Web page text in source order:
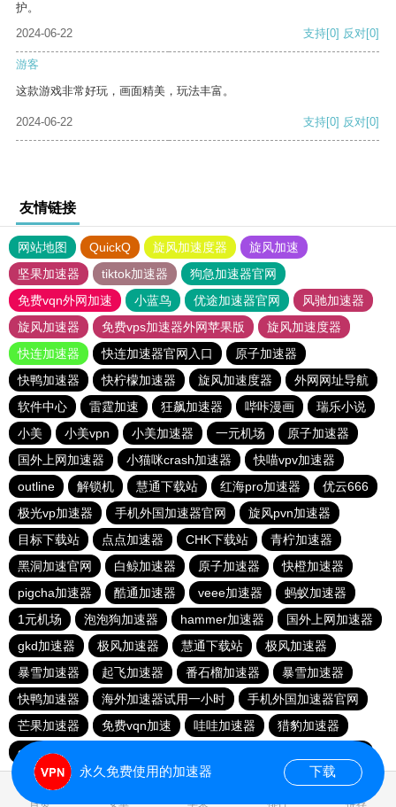
护。
2024-06-22
支持[0] 反对[0]
游客
这款游戏非常好玩，画面精美，玩法丰富。
2024-06-22 支持[0] 反对[0]
友情链接
网站地图 QuickQ 旋风加速度器
旋风加速
坚果加速器
tiktok加速器
狗急加速器官网
免费vqn外网加速
小蓝鸟 优途加速器官网
风驰加速器
旋风加速器
免费vps加速器外网苹果版
旋风加速度器
快连加速器
快连加速器官网入口
原子加速器
快鸭加速器
快柠檬加速器 旋风加速度器
外网网址导航
软件中心
雷霆加速 狂飙加速器 哔咔漫画
瑞乐小说
小美
小美vpn 小美加速器 一元机场
原子加速器
国外上网加速器
小猫咪crash加速器
快喵vpv加速器
outline
解锁机 慧通下载站 红海pro加速器
优云666
极光vp加速器
手机外国加速器官网
旋风pvn加速器
目标下载站
点点加速器 CHK下载站
青柠加速器
黑洞加速官网
白鲸加速器 原子加速器
快橙加速器
pigcha加速器
酷通加速器 veee加速器
蚂蚁加速器
1元机场
泡泡狗加速器 hammer加速器
国外上网加速器
gkd加速器
极风加速器 慧通下载站
极风加速器
暴雪加速器
起飞加速器 番石榴加速器
暴雪加速器
快鸭加速器
海外加速器试用一小时
手机外国加速器官网
芒果加速器
免费vqn加速 哇哇加速器
猎豹加速器
gkd加速器
首页 安卓 苹果 排行 推荐
永久免费使用的加速器 下载
0.044836s